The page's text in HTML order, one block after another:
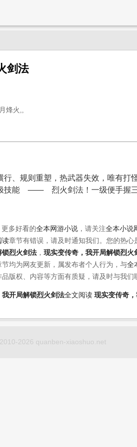
剑法
烽火,,
、规则重塑，热武器失效，唯有
技能 —— 烈火剑法！一级便手握
更多好看的全本网游小说 ，请关注全本小说
读章节有错误，请及时通知我们。您的热心
锁烈火剑法 ， 现实变传奇，我开局解锁烈火
节均为网友更新，属发布者个人行为，与全
品版权、内容等方面有质疑，请及时与我们
开局解锁烈火剑法全文阅读 现实变传奇
2010-2026 quanben-xiaoshuo.net